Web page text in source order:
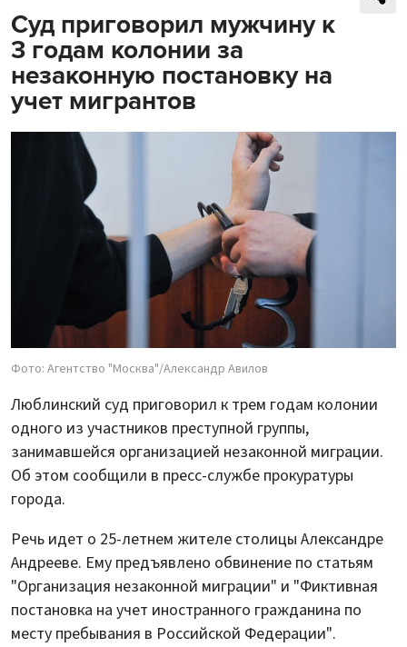
Суд приговорил мужчину к
3 годам колонии за
незаконную постановку на
учет мигрантов
Фото: Агентство "Москва"/Александр Авилов
Люблинский суд приговорил к трем годам колонии
одного из участников преступной группы,
занимавшейся организацией незаконной миграции.
Об этом сообщили в пресс-службе прокуратуры
города.
Речь идет о 25-летнем жителе столицы Александре
Андрееве. Ему предъявлено обвинение по статьям
"Организация незаконной миграции" и "Фиктивная
постановка на учет иностранного гражданина по
месту пребывания в Российской Федерации".